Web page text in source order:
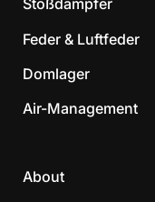
Stoßdämpfer
Feder & Luftfeder
Domlager
Air-Management
About